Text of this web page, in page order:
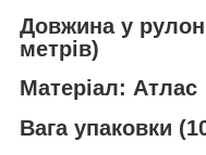
Довжина у
метрів)
Матеріал: Атлас
Вага упаковки